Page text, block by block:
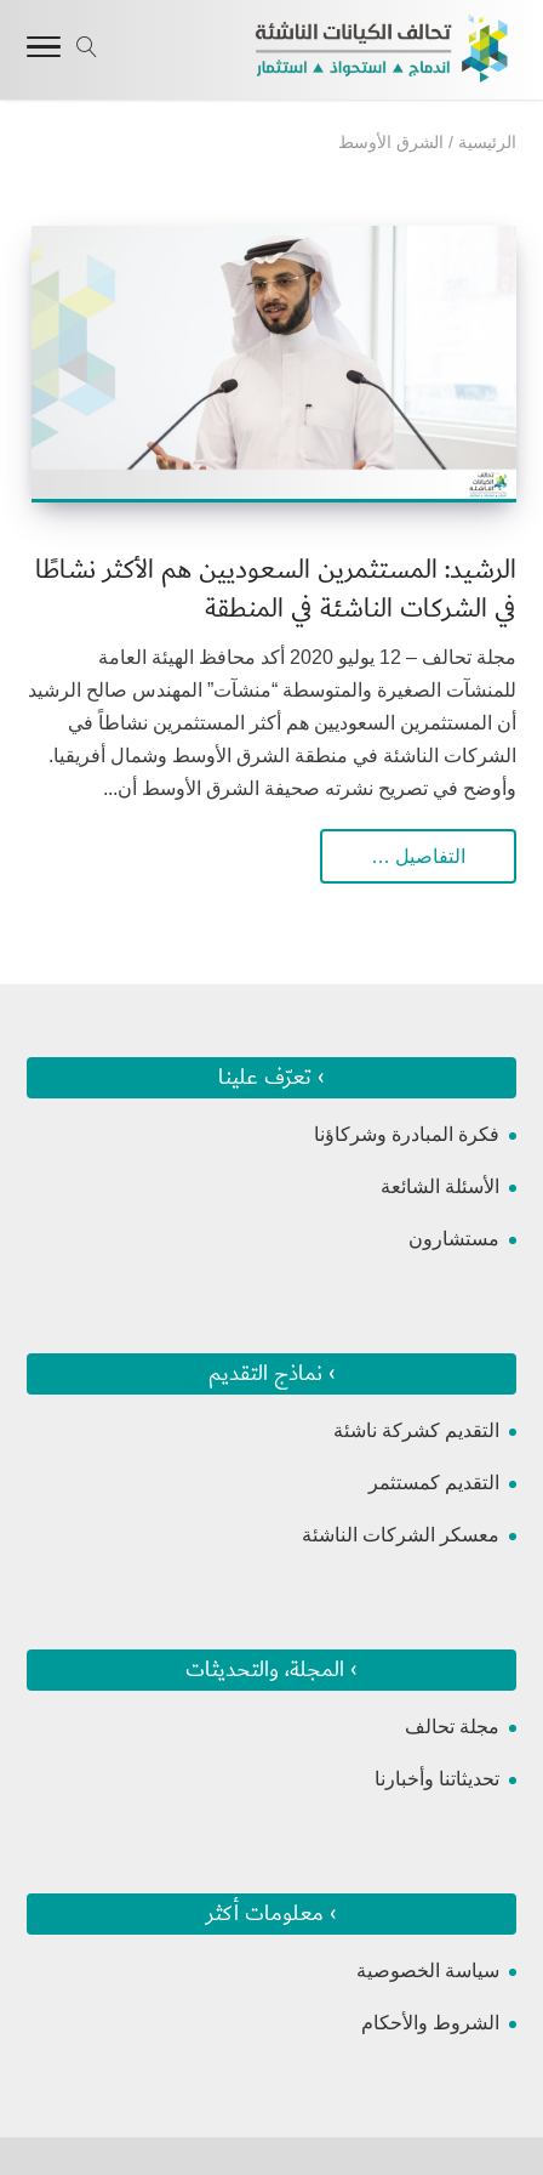
الرئيسية / الشرق الأوسط
الرشيد: المستثمرين السعوديين هم الأكثر نشاطًا
في الشركات الناشئة في المنطقة
مجلة تحالف – 12 يوليو 2020 أكد محافظ الهيئة العامة
للمنشآت الصغيرة والمتوسطة “منشآت” المهندس صالح الرشيد
أن المستثمرين السعوديين هم أكثر المستثمرين نشاطاً في
الشركات الناشئة في منطقة الشرق الأوسط وشمال أفريقيا.
وأوضح في تصريح نشرته صحيفة الشرق الأوسط أن...
التفاصيل …
› تعرّف علينا
فكرة المبادرة وشركاؤنا
الأسئلة الشائعة
مستشارون
› نماذج التقديم
التقديم كشركة ناشئة
التقديم كمستثمر
معسكر الشركات الناشئة
› المجلة، والتحديثات
مجلة تحالف
تحديثاتنا وأخبارنا
› معلومات أكثر
سياسة الخصوصية
الشروط والأحكام